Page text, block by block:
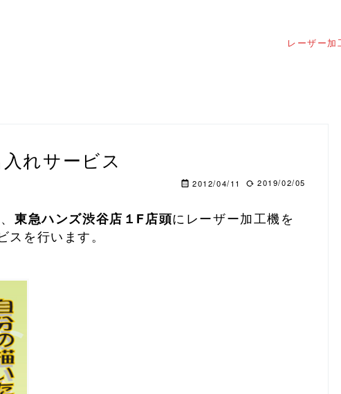
レーザー
れサービス
2012/04/11 2019/02/05
東急ハンズ渋谷店１F店頭にレーザー加工機を
を行います。